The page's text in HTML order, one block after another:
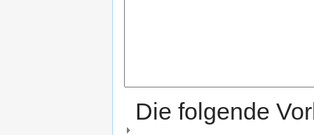
Die folgende